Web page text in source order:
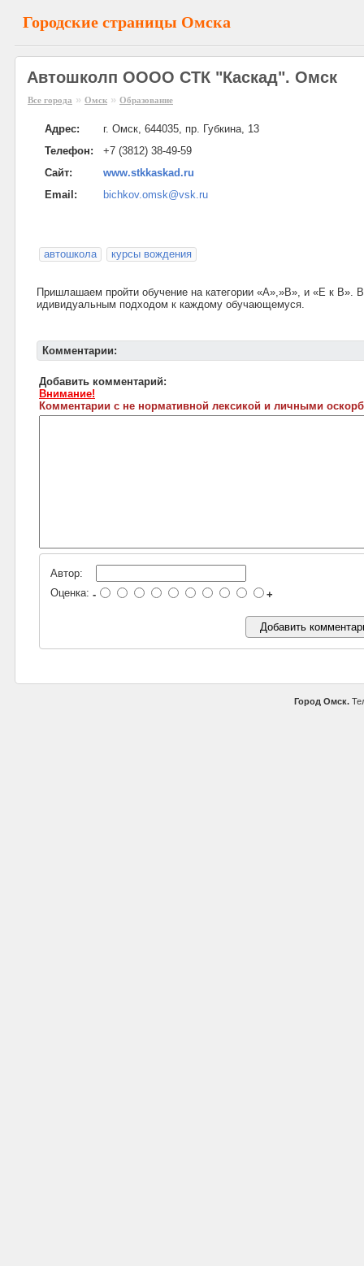
Городские страницы Омска
Автошколп ОООО СТК "Каскад". Омск
Все города » Омск » Образование
Адрес:
г. Омск, 644035, пр. Губкина, 13
Телефон:
+7 (3812) 38-49-59
Сайт:
www.stkkaskad.ru
Email:
bichkov.omsk@vsk.ru
автошкола курсы вождения
Пришлашаем пройти обучение на категории «А»,»В», и «Е к
идивидуальным подходом к каждому обучающемуся.
Комментарии:
Добавить комментарий:
Внимание!
Комментарии с не нормативной лексикой и личными
Автор:
Оценка: - +
Город Омск.